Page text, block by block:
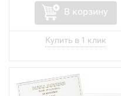
В корзину